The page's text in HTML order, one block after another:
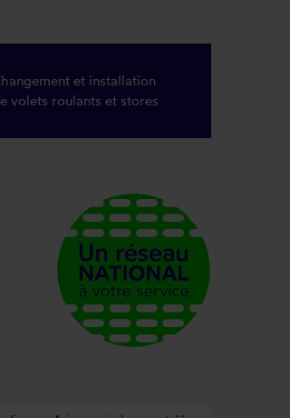
et installation
volets roulants et stores